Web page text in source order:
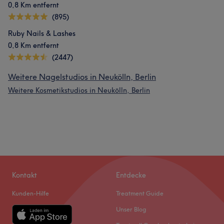
0,8 Km entfernt
(895)
Ruby Nails & Lashes
0,8 Km entfernt
(2447)
Weitere Nagelstudios in Neukölln, Berlin
Weitere Kosmetikstudios in Neukölln, Berlin
Kontakt
Kunden-Hilfe
Entdecke
Treatment Guide
Unser Blog